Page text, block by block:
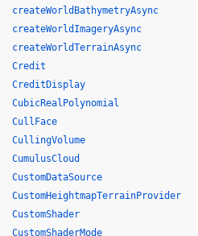
createWorldBathymetryAsync
createWorldImageryAsync
createWorldTerrainAsync
Credit
CreditDisplay
CubicRealPolynomial
CullFace
CullingVolume
CumulusCloud
CustomDataSource
CustomHeightmapTerrainProvider
CustomShader
CustomShaderMode